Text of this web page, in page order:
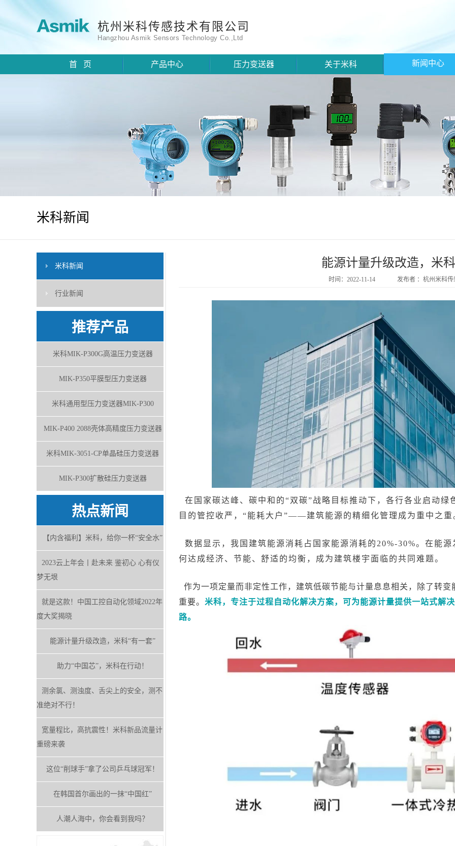
杭州米科传感技术有限公司
Hangzhou Asmik Sensors Technology Co.,Ltd
首 页 产品中心 压力变送器 关于米科 新闻中心
米科新闻
米科新闻
行业新闻
推荐产品
米科MIK-P300G高温压力变送器
MIK-P350平膜型压力变送器
米科通用型压力变送器MIK-P300
MIK-P400 2088壳体高精度压力变送器
米科MIK-3051-CP单晶硅压力变送器
MIK-P300扩散硅压力变送器
热点新闻
【内含福利】米科，给你一杯“安全水”
2023云上年会丨赴未来 鉴初心 心有仪
梦无垠
就是这款！中国工控自动化领域2022年
度大奖揭晓
能源计量升级改造，米科“有一套”
助力“中国芯”，米科在行动！
测余氯、测浊度、舌尖上的安全，测不
准绝对不行！
宽量程比，高抗震性！米科新品流量计
重磅来袭
这位“削球手”拿了公司乒乓球冠军！
在韩国首尔画出的一抹“中国红”
人潮人海中，你会看到我吗？
能源计量升级改造，米
时间：2022-11-14 发布者 ：杭州米科
在国家碳达峰、碳中和的“双碳”战略目标推动下，各行各业启动
目的管控收严，“能耗大户”——建筑能源的精细化管理成为重中之重
数据显示，我国建筑能源消耗占国家能源消耗的20%-30%。在能
何达成经济、节能、舒适的均衡，成为建筑楼宇面临的共同难题。
作为一项定量而非定性工作，建筑低碳节能与计量息息相关，除了转
重要。 米科，专注于过程自动化解决方案，可为能源计量提供一站式解
路。